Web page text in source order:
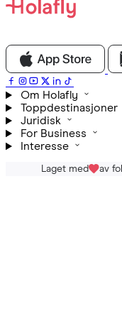
Om Holafly
Toppdestinasjoner
Juridisk
For Business
Interesse
Laget med av